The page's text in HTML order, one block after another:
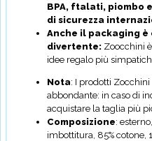
BPA, ftalati, piombo
di sicurezza
Anche il packaging è
divertente: Zoocchini
idee regalo più
Nota: I prodotti
abbondante: in caso di
acquistare la taglia più
Composizione:
imbottitura, 85% cotone,